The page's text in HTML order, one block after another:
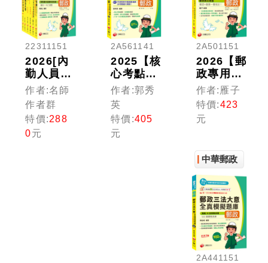
22311151
2026[內
勤人員-
專業職
(二)]郵
政從業人
員招考課
文版套
作者:名師
作者群
特價:288
0元
2A561141
2025【核
心考點破
解，法條
重點速
記】洗錢
防制法大
意考點破
作者:郭秀
英
特價:405
元
2A501151
2026【郵
政專用詞
彙＋常考
重點】郵
政英文焦
點速成
（中華郵
政(郵局)
專業職
(二)內／
外勤／營
運職／職
階晉升／
升資）
作者:雁子
特價:423
元
中華郵政
2A441151